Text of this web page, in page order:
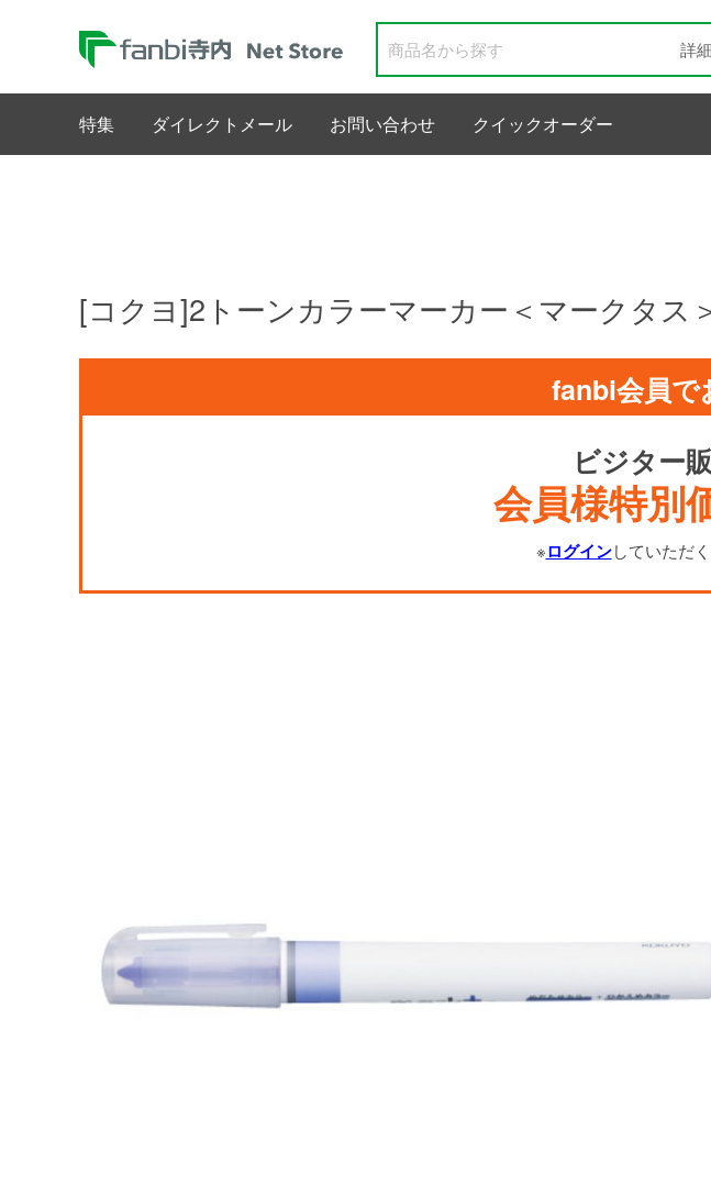
詳
特集 ダイレクトメール お問い合わせ クイックオーダー
[コクヨ]2トーンカラーマーカー＜マークタス
fanbi会員で
ビジター
会員様特別
※ログインしていただ